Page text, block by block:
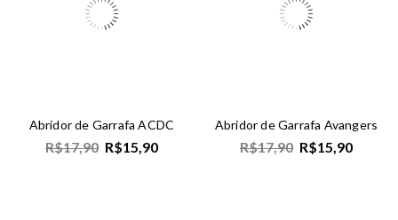
Abridor de Garrafa ACDC
R$17,90 R$15,90
Abridor de Garrafa Avangers
R$17,90 R$15,90